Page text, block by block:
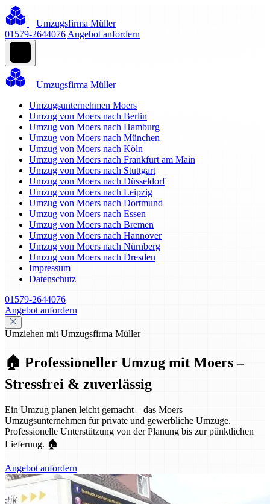
Umzugsfirma Müller
01579-2644076 Angebot anfordern
Umzugsfirma Müller
Umzugsunternehmen Moers
Umzug von Moers nach Berlin
Umzug von Moers nach Hamburg
Umzug von Moers nach München
Umzug von Moers nach Köln
Umzug von Moers nach Frankfurt am Main
Umzug von Moers nach Stuttgart
Umzug von Moers nach Düsseldorf
Umzug von Moers nach Leipzig
Umzug von Moers nach Dortmund
Umzug von Moers nach Essen
Umzug von Moers nach Bremen
Umzug von Moers nach Hannover
Umzug von Moers nach Nürnberg
Umzug von Moers nach Dresden
Impressum
Datenschutz
01579-2644076
Angebot anfordern
Umziehen mit Umzugsfirma Müller
🏠 Professioneller Umzug mit Moers –
Stressfrei & zuverlässig
Ein Umzug planen leicht gemacht – das Moers
Umzugsunternehmen für private und gewerbliche Umzüge.
Professionelle Unterstützung von der Planung bis zur pünktlichen
Lieferung. 🏠
Angebot anfordern